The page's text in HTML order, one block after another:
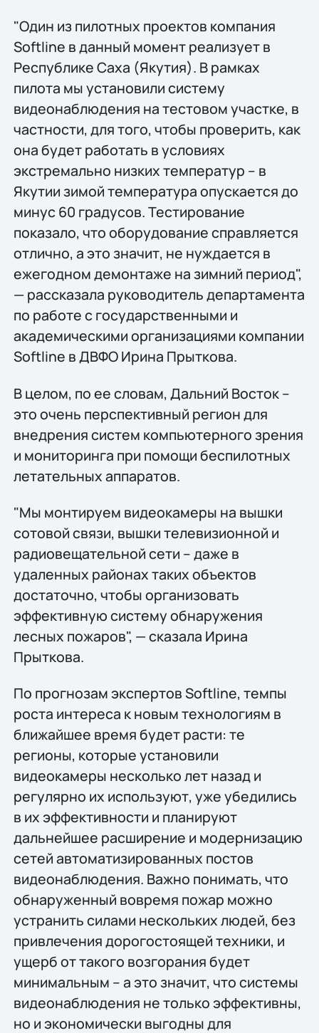
"Один из пилотных проектов компания
Softline в данный момент реализует в
Республике Саха (Якутия). В рамках
пилота мы установили систему
видеонаблюдения на тестовом участке, в
частности, для того, чтобы проверить, как
она будет работать в условиях
экстремально низких температур – в
Якутии зимой температура опускается до
минус 60 градусов. Тестирование
показало, что оборудование справляется
отлично, а это значит, не нуждается в
ежегодном демонтаже на зимний период",
— рассказала руководитель департамента
по работе с государственными и
академическими организациями компании
Softline в ДВФО Ирина Прыткова.
В целом, по ее словам, Дальний Восток –
это очень перспективный регион для
внедрения систем компьютерного зрения
и мониторинга при помощи беспилотных
летательных аппаратов.
"Мы монтируем видеокамеры на вышки
сотовой связи, вышки телевизионной и
радиовещательной сети – даже в
удаленных районах таких объектов
достаточно, чтобы организовать
эффективную систему обнаружения
лесных пожаров", — сказала Ирина
Прыткова.
По прогнозам экспертов Softline, темпы
роста интереса к новым технологиям в
ближайшее время будет расти: те
регионы, которые установили
видеокамеры несколько лет назад и
регулярно их используют, уже убедились
в их эффективности и планируют
дальнейшее расширение и модернизацию
сетей автоматизированных постов
видеонаблюдения. Важно понимать, что
обнаруженный вовремя пожар можно
устранить силами нескольких людей, без
привлечения дорогостоящей техники, и
ущерб от такого возгорания будет
минимальным – а это значит, что системы
видеонаблюдения не только эффективны,
но и экономически выгодны для